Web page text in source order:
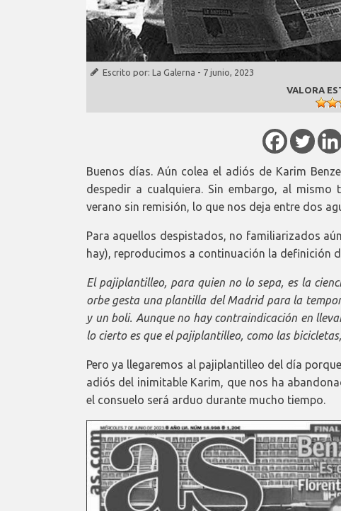
Escrito por: La Galerna - 7 junio, 2023
VALORA
Buenos días. Aún colea el adiós de Karim
despedir a cualquiera. Sin embargo, al
verano sin remisión, lo que nos deja entre dos
Para aquellos despistados, no familiarizados
hay), reproducimos a continuación la definición
El pajiplantilleo, para quien no lo sepa, es la
orbe gesta una plantilla del Madrid para la
y un boli. Aunque no hay contraindicación en
lo cierto es que el pajiplantilleo, como las
Pero ya llegaremos al pajiplantilleo del día
adiós del inimitable Karim, que nos ha
el consuelo será arduo durante mucho tiempo.